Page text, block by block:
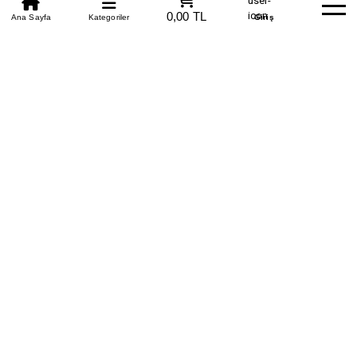
0850 305 09 70
Beden Tablosu Banka Hesapları Whatsapp Yardım
Ana Sayfa Kategoriler 0,00 TL Giriş